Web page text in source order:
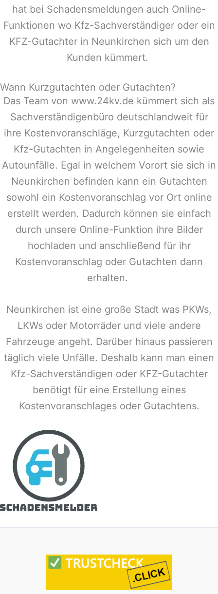
hat bei Schadensmeldungen auch Online-
Funktionen wo Kfz-Sachverständiger oder ein
KFZ-Gutachter in Neunkirchen sich um den
Kunden kümmert.
Wann Kurzgutachten oder Gutachten?
Das Team von www.24kv.de kümmert sich als
Sachverständigenbüro deutschlandweit für
ihre Kostenvoranschläge, Kurzgutachten oder
Kfz-Gutachten in Angelegenheiten sowie
Autounfälle. Egal in welchem Vorort sie sich in
Neunkirchen befinden kann ein Gutachten
sowohl ein Kostenvoranschlag vor Ort online
erstellt werden. Dadurch können sie einfach
durch unsere Online-Funktion ihre Bilder
hochladen und anschließend für ihr
Kostenvoranschlag oder Gutachten dann
erhalten.
Neunkirchen ist eine große Stadt was PKWs,
LKWs oder Motorräder und viele andere
Fahrzeuge angeht. Darüber hinaus passieren
täglich viele Unfälle. Deshalb kann man einen
Kfz-Sachverständigen oder KFZ-Gutachter
benötigt für eine Erstellung eines
Kostenvoranschlages oder Gutachtens.